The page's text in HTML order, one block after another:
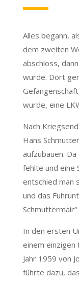
Alles begann,
dem zweiten
abschloss,
wurde. Dort
wurde, eine
Nach
Hans
aufzubauen.
fehlte und eine
entschied man
und das
In den ersten
einem
Jahr 1959 von
führte dazu,